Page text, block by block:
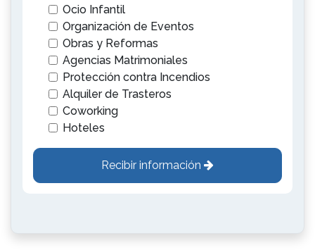
Ocio Infantil
Organización de Eventos
Obras y Reformas
Agencias Matrimoniales
Protección contra Incendios
Alquiler de Trasteros
Coworking
Hoteles
Recibir información